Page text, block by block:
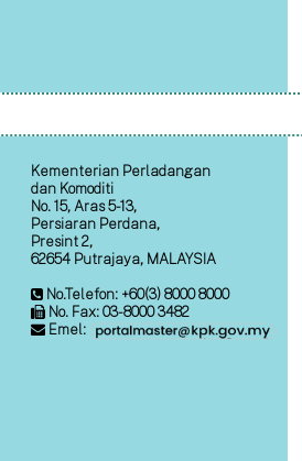
Kementerian Perladangan
dan Komoditi
No. 15, Aras 5-13,
Persiaran Perdana,
Presint 2,
62654 Putrajaya, MALAYSIA
No.Telefon: +60(3) 8000 8000
No. Fax: 03-8000 3482
Emel: